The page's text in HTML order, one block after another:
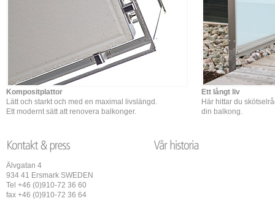
Kompositplattor
Lätt och starkt och med en maximal livslängd.
Ett modernt sätt att renovera balkonger.
Ett långt liv
Här hittar du
din balkong.
Älvgatan 4
934 41 Ersmark SWEDEN
Tel +46 (0)910-72 36 60
fax +46 (0)910-72 36 64